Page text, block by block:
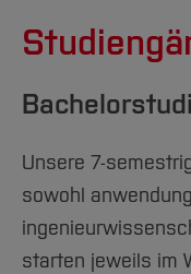
Unsere 7-
sowohl
starten jeweils im